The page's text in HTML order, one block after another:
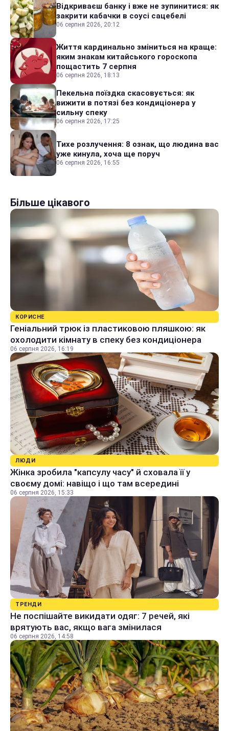
Відкриваєш банку і вже не зупинитися: як
закрити кабачки в соусі сацебелі
06 серпня 2026, 20:12
Життя кардинально зміниться на краще:
яким знакам китайського гороскопа
пощастить 7 серпня
06 серпня 2026, 18:13
Пекельна поїздка скасовується: як
вижити в потязі без кондиціонера у
сильну спеку
06 серпня 2026, 17:25
Тихе розлучення: 8 ознак, що людина вас
уже кинула, хоча ще поруч
06 серпня 2026, 16:55
Більше цікавого
КОРИСНЕ
Геніальний трюк із пластиковою пляшкою: як
охолодити кімнату в спеку без кондиціонера
06 серпня 2026, 16:19
ЛЮДИ
Жінка зробила "капсулу часу" й сховала її у
своєму домі: навіщо і що там всередині
06 серпня 2026, 15:33
ТРЕНДИ
Не поспішайте викидати одяг: 7 речей, які
врятують вас, якщо вага змінилася
06 серпня 2026, 14:58